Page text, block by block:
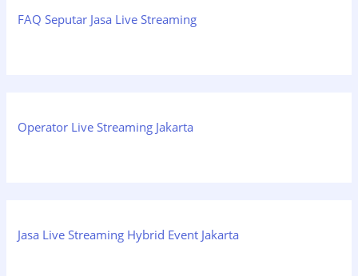
FAQ Seputar Jasa Live Streaming
Operator Live Streaming Jakarta
Jasa Live Streaming Hybrid Event Jakarta